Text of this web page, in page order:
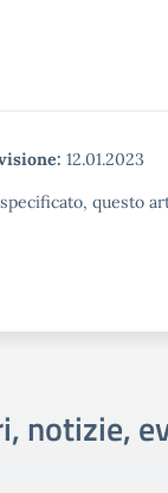
12.01.2023
questo
notizie,